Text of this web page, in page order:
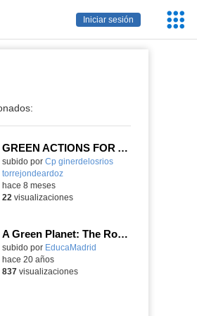
Iniciar sesión
GREEN ACTIONS FOR A BLUE PLANET
Contenido educativo.
subido por Cp ginerdelosrios
torrejondeardoz-
hace 8 meses
22 visualizaciones
A Green Planet: The Royal Botanic Gardens at Kew: UNESCO Culture Sector
subido por EducaMadrid
hace 20 años
837visualizaciones